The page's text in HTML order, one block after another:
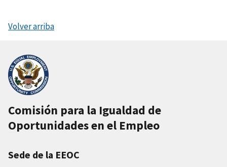
Volver arriba
Comisión para la Igualdad de
Oportunidades en el Empleo
Sede de la EEOC